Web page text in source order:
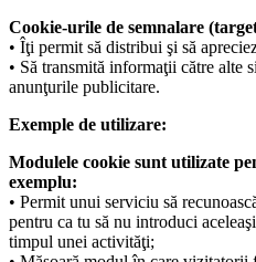
Cookie-urile de semnalare
• Îţi permit să distribui şi să
• Să transmită informaţii către alte
anunţurile publicitare.
Exemple de utilizare:
Modulele cookie sunt utilizate
exemplu:
• Permit unui serviciu să
pentru ca tu să nu introduci
timpul unei activităţi;